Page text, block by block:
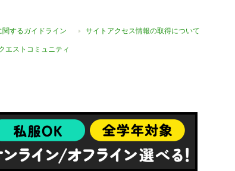
するガイドライン サイトアクセス情報の取得について
エストコミュニティ